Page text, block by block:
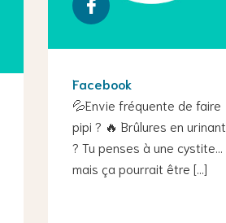
Facebook
💦Envie fréquente de faire
pipi ? 🔥 Brûlures en urinant
? Tu penses à une cystite…
mais ça pourrait être […]